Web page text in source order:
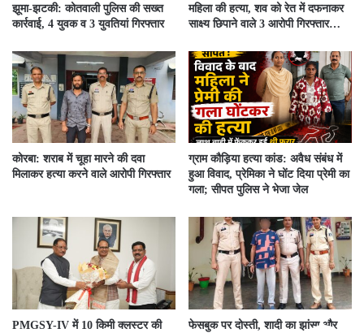
झूमा-झटकी: कोतवाली पुलिस की सख्त
कार्रवाई, 4 युवक व 3 युवतियां गिरफ्तार
महिला की हत्या, शव को रेत में दफनाकर
साक्ष्य छिपाने वाले 3 आरोपी गिरफ्तार…
कोरबा: शराब में चूहा मारने की दवा
मिलाकर हत्या करने वाले आरोपी गिरफ्तार
ग्राम कौड़िया हत्या कांड: अवैध संबंध में
हुआ विवाद, प्रेमिका ने घोंट दिया प्रेमी का
गला; सीपत पुलिस ने भेजा जेल
PMGSY-IV में 10 किमी क्लस्टर की फेसबुक पर दोस्ती, शादी का झांसा और